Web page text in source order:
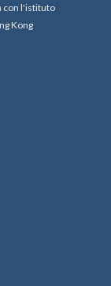
con l'istituto
Kong